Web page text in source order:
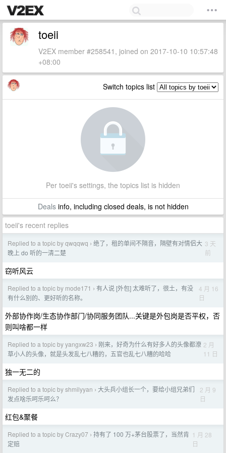
toeii
V2EX member #258541, joined on 2017-10-10 10:57:48
+08:00
Switch topics list
Per toeii's settings, the topics list is hidden
Dealsinfo, including closed deals, is not hidden
toeii's recent replies
Replied to a topic by qwqqwq › 绝了，租的单间不隔音，隔壁有对情侣大
晚上 do 听的一清二楚
3 天
前
窃听风云
Replied to a topic by mode171 › 有人说 [外包] 太难听了，很土，有没
有什么别的、更好听的名称。
4 月 16
日
外部协作岗/生态协作部门/协同服务团队...关键是外包岗是否平权，否
则叫啥都一样
Replied to a topic by yangxw23 › 刚来，好奇为什么有好多人的头像都潦
草小人的头像，就是头发乱七八糟的，五官也乱七八糟的哈哈
2 月
11 日
独一无二的
Replied to a topic by shmilyyan › 大头兵小组长一个，要给小组兄弟们
发点啥乐呵乐呵么？
2 月 9
日
红包&聚餐
Replied to a topic by Crazy07 › 持有了 100 万+茅台股票了，当然肯
定赔
1 月 28
日